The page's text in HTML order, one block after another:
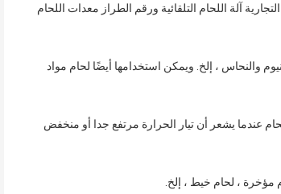
آلة اللحام التلقائية ورقم الطراز معدات اللحام
والنحاس ، إلخ. ويمكن استخدامها أيضًا لحام مواد
عندما يشعر أن تيار الحرارة مرتفع جدا أو منخفض
مؤخرة ، لحام خيط ، إلخ.